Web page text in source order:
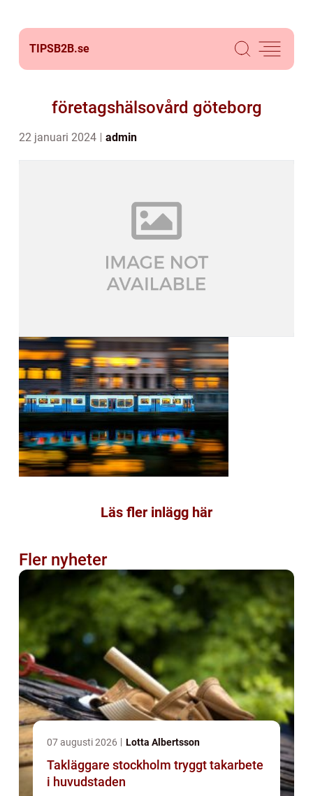
TIPSB2B.se
företagshälsovård göteborg
22 januari 2024 admin
Läs fler inlägg här
Fler nyheter
07 augusti 2026 Lotta Albertsson
Takläggare stockholm tryggt takarbete
i huvudstaden